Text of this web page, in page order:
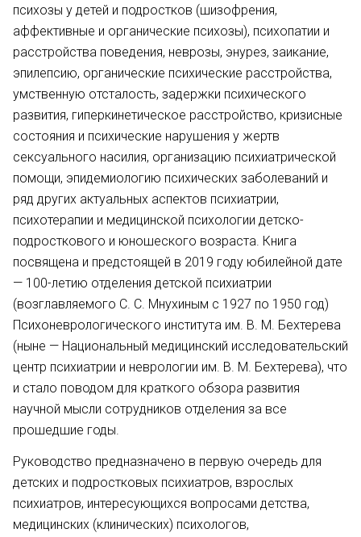
психозы у детей и подростков (шизофрения,
аффективные и органические психозы), психопатии и
расстройства поведения, неврозы, энурез, заикание,
эпилепсию, органические психические расстройства,
умственную отсталость, задержки психического
развития, гиперкинетическое расстройство, кризисные
состояния и психические нарушения у жертв
сексуального насилия, организацию психиатрической
помощи, эпидемиологию психических заболеваний и
ряд других актуальных аспектов психиатрии,
психотерапии и медицинской психологии детско-
подросткового и юношеского возраста. Книга
посвящена и предстоящей в 2019 году юбилейной дате
— 100-летию отделения детской психиатрии
(возглавляемого С. С. Мнухиным с 1927 по 1950 год)
Психоневрологического института им. В. М. Бехтерева
(ныне — Национальный медицинский исследовательский
центр психиатрии и неврологии им. В. М. Бехтерева), что
и стало поводом для краткого обзора развития
научной мысли сотрудников отделения за все
прошедшие годы.
Руководство предназначено в первую очередь для
детских и подростковых психиатров, взрослых
психиатров, интересующихся вопросами детства,
медицинских (клинических) психологов,